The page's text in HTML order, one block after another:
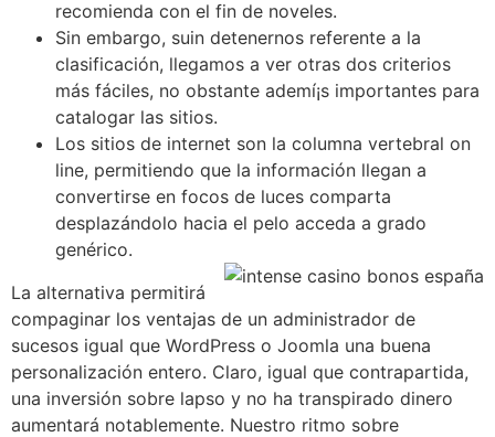
recomienda con el fin de noveles.
Sin embargo, suin detenernos referente a la
clasificación, llegamos a ver otras dos criterios
más fáciles, no obstante ademí¡s importantes para
catalogar las sitios.
Los sitios de internet son la columna vertebral on
line, permitiendo que la información llegan a
convertirse en focos de luces comparta
desplazándolo hacia el pelo acceda a grado
genérico.
La alternativa permitirá
compaginar los ventajas de un administrador de
sucesos igual que WordPress o Joomla una buena
personalización entero. Claro, igual que contrapartida,
una inversión sobre lapso y no ha transpirado dinero
aumentará notablemente. Nuestro ritmo sobre